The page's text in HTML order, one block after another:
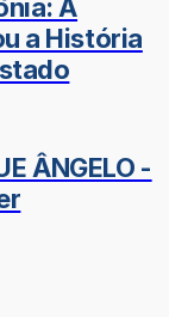
A
a História
ÂNGELO -